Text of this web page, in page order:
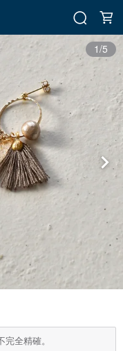
1/5
全精確。